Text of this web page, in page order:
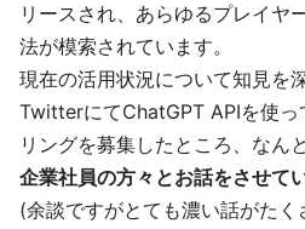
リースされ、あらゆるプレイヤ
法が模索されています。
現在の活用状況について知見を
TwitterにてChatGPT APIを使っ
リングを募集したところ、なんと
企業社員の方々とお話をさせて
(余談ですがとても濃い話がた